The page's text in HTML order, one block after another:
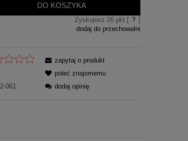
DO KOSZYKA
Zyskujesz 26pkt [ ? ]
dodaj do przechowalni
061
zapytaj o produkt
poleć znajomemu
dodaj opinię